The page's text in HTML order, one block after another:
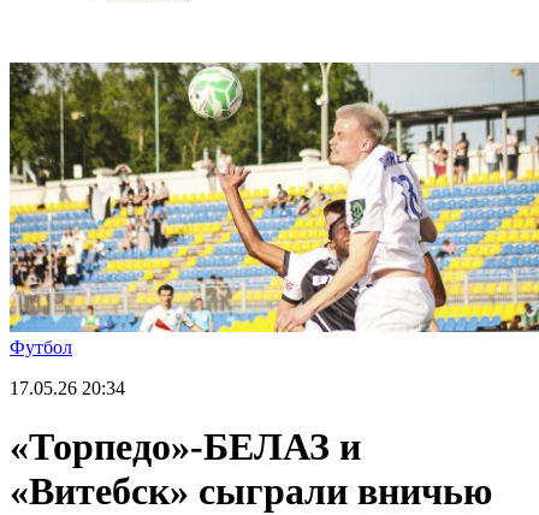
Футбол
17.05.26 20:34
«Торпедо»-БЕЛАЗ и
«Витебск» сыграли вничью